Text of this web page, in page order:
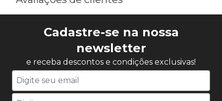
Cadastre-se na nossa
newsletter
e receba descontos e condições exclusivas!